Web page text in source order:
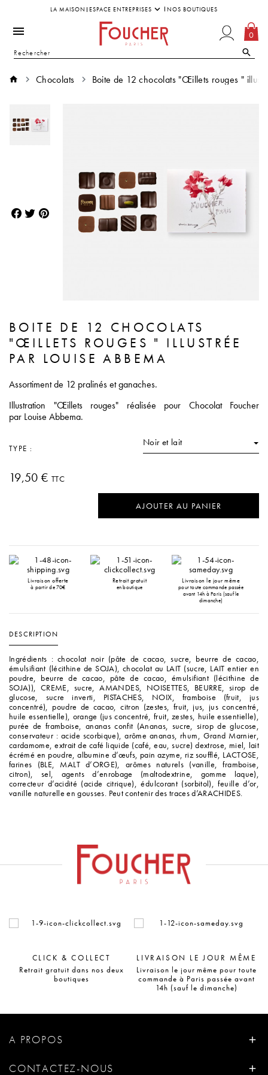
LA MAISON ESPACE ENTREPRISES NOS BOUTIQUES
0
Chocolats Boite de 12 chocolats "Œillets rouges "
BOITE DE 12 CHOCOLATS
"ŒILLETS ROUGES " ILLUSTRÉE
PAR LOUISE ABBEMA
Assortiment de 12 pralinés et ganaches.
Illustration "Œillets rouges" réalisée pour Chocolat Foucher
par Louise Abbema.
TYPE :
Noir et lait
19,50 € TTC
AJOUTER AU PANIER
Livraison offerte
à partir de 70€
Retrait gratuit
en boutique
Livraison le jour même
pour toute commande passée
avant 14h à Paris (sauf le
dimanche)
DESCRIPTION
Ingrédients : chocolat noir (pâte de cacao, sucre, beurre de cacao,
émulsifiant (lécithine de SOJA), chocolat au LAIT (sucre, LAIT entier en
poudre, beurre de cacao, pâte de cacao, émulsifiant (lécithine de
SOJA)), CREME, sucre, AMANDES, NOISETTES, BEURRE, sirop de
glucose, sucre inverti, PISTACHES, NOIX, framboise (fruit, jus
concentré), poudre de cacao, citron (zestes, fruit, jus, jus concentré,
huile essentielle), orange (jus concentré, fruit, zestes, huile essentielle),
purée de framboise, ananas confit (Ananas, sucre, sirop de glucose,
conservateur : acide scorbique), arôme ananas, rhum, Grand Marnier,
cardamome, extrait de café liquide (café, eau, sucre) dextrose, miel, lait
écrémé en poudre, albumine d’œufs, pain azyme, riz soufflé, LACTOSE,
farines (BLE, MALT d’ORGE), arômes naturels (vanille, framboise,
citron), sel, agents d’enrobage (maltodextrine, gomme laque),
correcteur d’acidité (acide citrique), édulcorant (sorbitol), feuille d’or,
vanille naturelle en gousses. Peut contenir des traces d’ARACHIDES.
CLICK & COLLECT
Retrait gratuit dans nos deux
boutiques
LIVRAISON LE JOUR MÊME
Livraison le jour même pour toute
commande à Paris passée avant
14h (sauf le dimanche)
A PROPOS
CONTACTEZ-NOUS